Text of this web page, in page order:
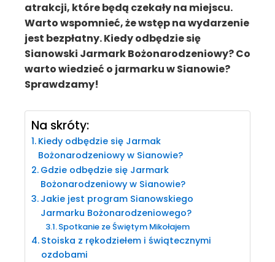
atrakcji, które będą czekały na miejscu.
Warto wspomnieć, że wstęp na wydarzenie
jest bezpłatny. Kiedy odbędzie się
Sianowski Jarmark Bożonarodzeniowy? Co
warto wiedzieć o jarmarku w Sianowie?
Sprawdzamy!
Na skróty:
Kiedy odbędzie się Jarmak
Bożonarodzeniowy w Sianowie?
Gdzie odbędzie się Jarmark
Bożonarodzeniowy w Sianowie?
Jakie jest program Sianowskiego
Jarmarku Bożonarodzeniowego?
Spotkanie ze Świętym Mikołajem
Stoiska z rękodziełem i świątecznymi
ozdobami